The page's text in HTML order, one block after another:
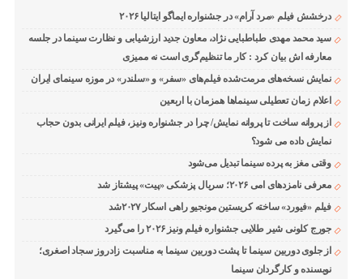
درخشش فیلم «مرد آرام» در جشنواره ایماگو ایتالیا ۲۰۲۶
سید محمد مهدی طباطبایی نژاد، معاون جدید ارزشیابی و نظارت سینما در جلسه
معارفه اش بیان کرد : کار ما تنظیم‌گری است نه ممیزی
نمایش نسخه‌های مرمت‌شده فیلم‌های «سفر» و «سلندر» در موزه سینمای ایران
اعلام زمان تعطیلی سینماها همزمان با اربعین
از پروانه ساخت تا پروانه نمایش/ چرا در جشنواره ونیز، فیلم ایرانی بدون حجاب
نمایش داده می شود؟
وقتی مغز به پرده سینما تبدیل می‌شود
معرفی نامزدهای امی ۲۰۲۶؛ سریال پزشکی «پیت» پیشتاز شد
فیلم «فیورد» ساخته کریستین مونجیو راهی اسکار ۲۰۲۷شد
جورج کلونی شیر طلایی جشنواره فیلم ونیز ۲۰۲۶ را می‌گیرد
از جلوی دوربین سینما تا پشت دوربین سینما به مناسبت زادروز سجاد اصغری؛
نویسنده و کارگردان سینما